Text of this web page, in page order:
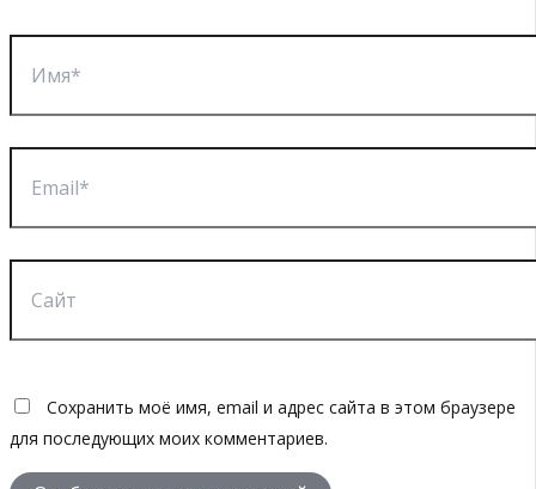
Сохранить моё имя, email и адрес сайта в этом браузере
для последующих моих комментариев.